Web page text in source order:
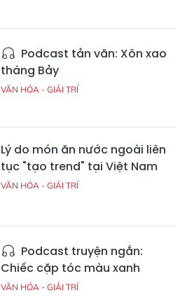
Podcast tản văn: Xôn xao
tháng Bảy
VĂN HÓA - GIẢI TRÍ
Lý do món ăn nước ngoài liên
tục "tạo trend" tại Việt Nam
VĂN HÓA - GIẢI TRÍ
Podcast truyện ngắn:
Chiếc cặp tóc màu xanh
VĂN HÓA - GIẢI TRÍ